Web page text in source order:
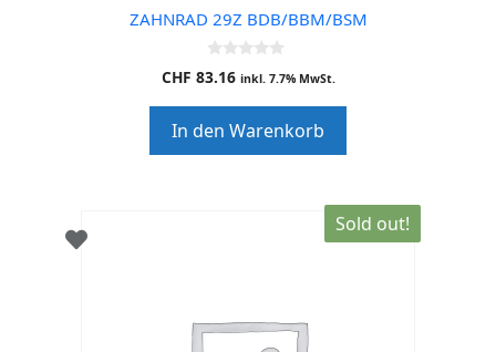
ZAHNRAD 29Z BDB/BBM/BSM
0
o
o
f
5
CHF 83.16 inkl. 7.7% MwSt.
In den Warenkorb
Sold out!